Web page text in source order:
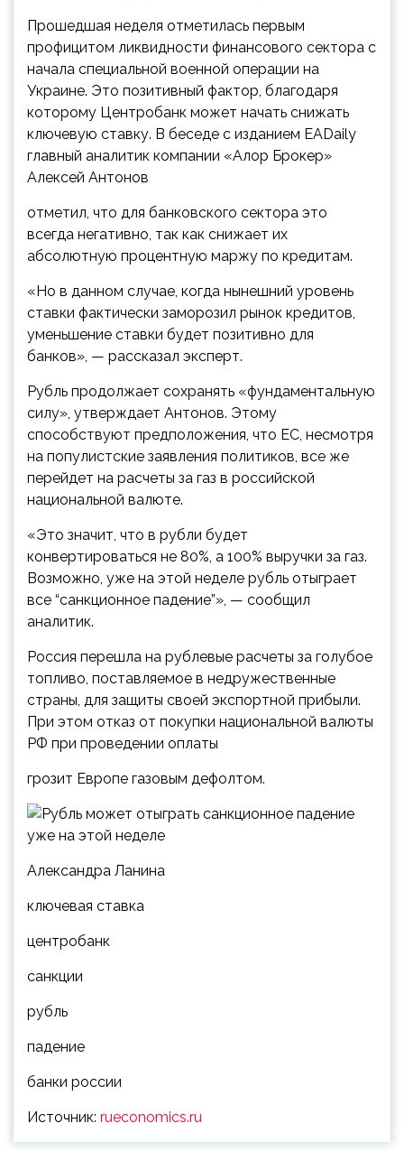
Прошедшая неделя отметилась первым
профицитом ликвидности финансового сектора с
начала специальной военной операции на
Украине. Это позитивный фактор, благодаря
которому Центробанк может начать снижать
ключевую ставку. В беседе с изданием EADaily
главный аналитик компании «Алор Брокер»
Алексей Антонов
отметил, что для банковского сектора это
всегда негативно, так как снижает их
абсолютную процентную маржу по кредитам.
«Но в данном случае, когда нынешний уровень
ставки фактически заморозил рынок кредитов,
уменьшение ставки будет позитивно для
банков», — рассказал эксперт.
Рубль продолжает сохранять «фундаментальную
силу», утверждает Антонов. Этому
способствуют предположения, что ЕС, несмотря
на популистские заявления политиков, все же
перейдет на расчеты за газ в российской
национальной валюте.
«Это значит, что в рубли будет
конвертироваться не 80%, а 100% выручки за газ.
Возможно, уже на этой неделе рубль отыграет
все “санкционное падение”», — сообщил
аналитик.
Россия перешла на рублевые расчеты за голубое
топливо, поставляемое в недружественные
страны, для защиты своей экспортной прибыли.
При этом отказ от покупки национальной валюты
РФ при проведении оплаты
грозит Европе газовым дефолтом.
Александра Ланина
ключевая ставка
центробанк
санкции
рубль
падение
банки россии
Источник: rueconomics.ru